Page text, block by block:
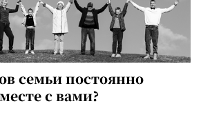
семьи постоянно
с вами?